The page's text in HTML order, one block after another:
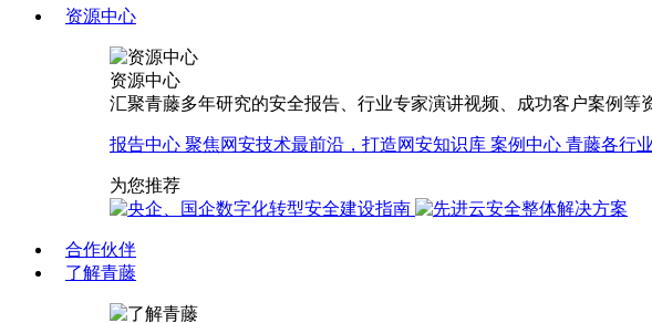
资源中心
资源中心
汇聚青藤多年研究的安全报告、行业专家演讲视频、成功客户案例等
报告中心 聚焦网安技术最前沿，打造网安知识库 案例中心 青藤各行
为您推荐
合作伙伴
了解青藤